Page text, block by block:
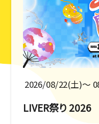
2026/08/22(土)〜
LIVER祭り 2026